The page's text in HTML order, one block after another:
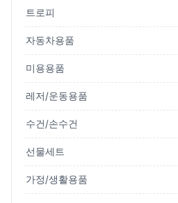
트로피
자동차용품
미용용품
레저/운동용품
수건/손수건
선물세트
가정/생활용품